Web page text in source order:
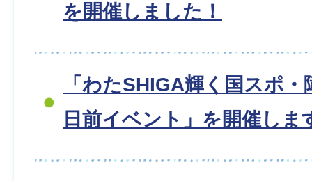
を開催しました！
「わたSHIGA輝く国スポ
日前イベント」を開催しま